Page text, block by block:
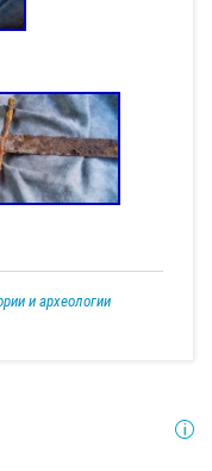
и археологии